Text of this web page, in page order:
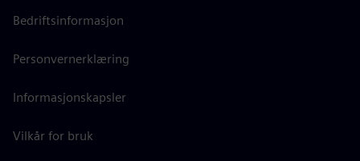
Bedriftsinformasjon
Personvernerklæring
Informasjonskapsler
Vilkår for bruk